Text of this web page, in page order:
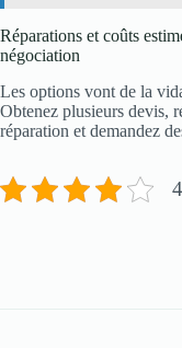
Réparations et coûts
négociation
Les options vont de la
Obtenez plusieurs devis,
réparation et demandez